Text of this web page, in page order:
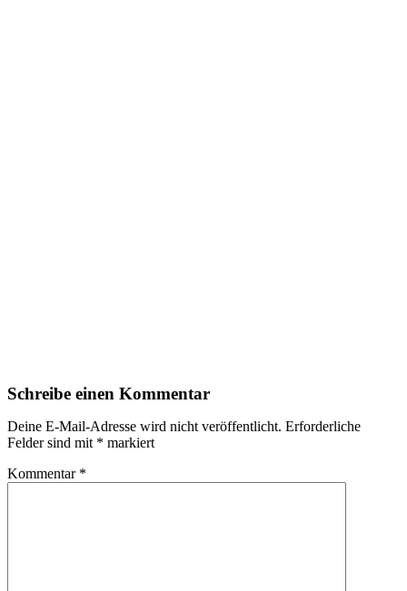
Schreibe einen Kommentar
Deine E-Mail-Adresse wird nicht veröffentlicht. Erforderliche
Felder sind mit * markiert
Kommentar *